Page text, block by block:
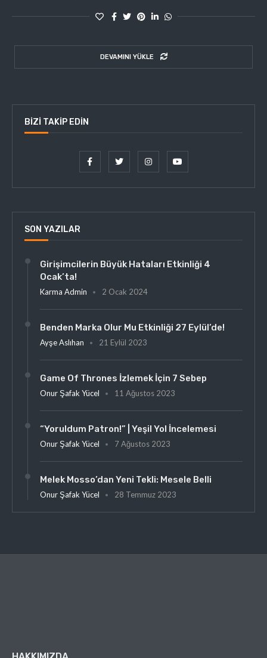
DEVAMINI YÜKLE
BIZI TAKIP EDIN
SON YAZILAR
Girişimcilerin Büyük Hataları Etkinliği 4
Ocak’ta!
Karma Admin 2 Ocak 2024
Benden Marka Olur Mu Etkinliği 27 Eylül’de!
Ayşe Aslıhan 21 Eylül 2023
Game Of Thrones İzlemek İçin 7 Sebep
Onur Şafak Yücel 11 Ağustos 2023
“Yoruldum Patron!” | Yeşil Yol İncelemesi
Onur Şafak Yücel 7 Ağustos 2023
Melek Mosso’dan Yeni Tekli: Mesele Belli
Onur Şafak Yücel 28 Temmuz 2023